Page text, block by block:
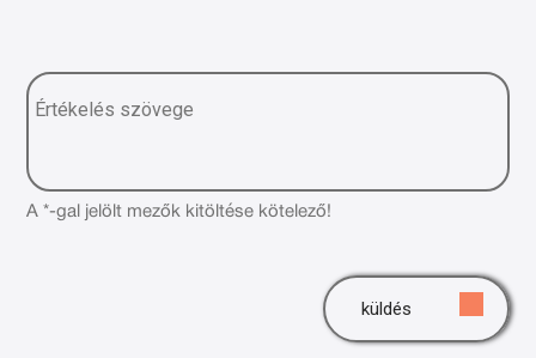
A *-gal jelölt mezők kitöltése kötelező!
küldés